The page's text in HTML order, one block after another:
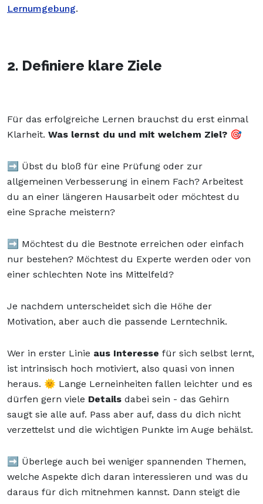
Lernumgebung.
2. Definiere klare Ziele
Für das erfolgreiche Lernen brauchst du erst einmal
Klarheit. Was lernst du und mit welchem Ziel? 🎯
➡️ Übst du bloß für eine Prüfung oder zur
allgemeinen Verbesserung in einem Fach? Arbeitest
du an einer längeren Hausarbeit oder möchtest du
eine Sprache meistern?
➡️ Möchtest du die Bestnote erreichen oder einfach
nur bestehen? Möchtest du Experte werden oder von
einer schlechten Note ins Mittelfeld?
Je nachdem unterscheidet sich die Höhe der
Motivation, aber auch die passende Lerntechnik.
Wer in erster Linie aus Interesse für sich selbst lernt,
ist intrinsisch hoch motiviert, also quasi von innen
heraus. 🌞 Lange Lerneinheiten fallen leichter und es
dürfen gern viele Details dabei sein - das Gehirn
saugt sie alle auf. Pass aber auf, dass du dich nicht
verzettelst und die wichtigen Punkte im Auge behälst.
➡️ Überlege auch bei weniger spannenden Themen,
welche Aspekte dich daran interessieren und was du
daraus für dich mitnehmen kannst. Dann steigt die